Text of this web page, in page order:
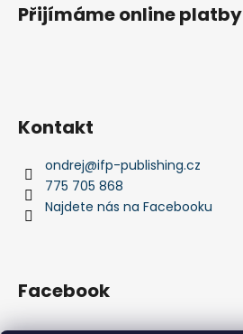
Přijímáme online platby
Kontakt
ondrej@ifp-publishing.cz
775 705 868
Najdete nás na Facebooku
Facebook